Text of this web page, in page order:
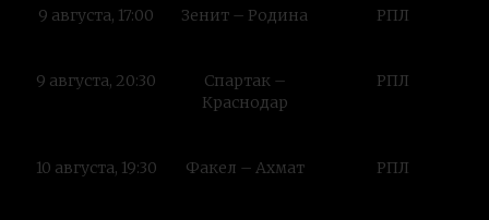
9 августа, 17:00 Зенит – Родина РПЛ
9 августа, 20:30
Спартак –
Краснодар
РПЛ
10 августа, 19:30 Факел – Ахмат РПЛ